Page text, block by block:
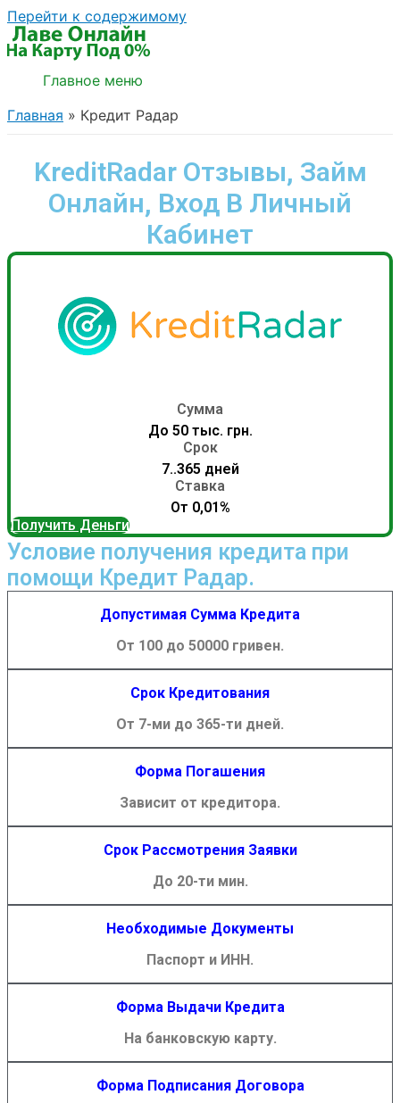
Перейти к содержимому
Главное меню
Главная
Кредит Радар
KreditRadar Отзывы, Займ
Онлайн, Вход В Личный
Кабинет
Сумма
До 50 тыс. грн.
Срок
7..365 дней
Ставка
От 0,01%
Получить Деньги
Условие получения кредита при
помощи Кредит Радар.
Допустимая Сумма Кредита
От 100 до 50000 гривен.
Срок Кредитования
От 7-ми до 365-ти дней.
Форма Погашения
Зависит от кредитора.
Срок Рассмотрения Заявки
До 20-ти мин.
Необходимые Документы
Паспорт и ИНН.
Форма Выдачи Кредита
На банковскую карту.
Форма Подписания Договора